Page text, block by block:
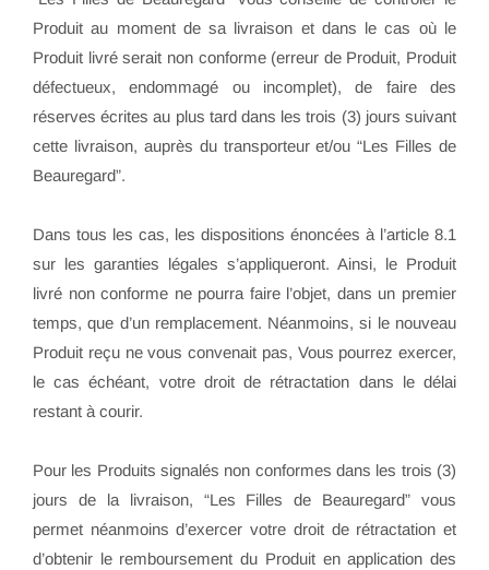
Produit au moment de sa livraison et dans le cas où le
Produit livré serait non conforme (erreur de Produit, Produit
défectueux, endommagé ou incomplet), de faire des
réserves écrites au plus tard dans les trois (3) jours suivant
cette livraison, auprès du transporteur et/ou “Les Filles de
Beauregard”.
Dans tous les cas, les dispositions énoncées à l’article 8.1
sur les garanties légales s’appliqueront. Ainsi, le Produit
livré non conforme ne pourra faire l’objet, dans un premier
temps, que d’un remplacement. Néanmoins, si le nouveau
Produit reçu ne vous convenait pas, Vous pourrez exercer,
le cas échéant, votre droit de rétractation dans le délai
restant à courir.
Pour les Produits signalés non conformes dans les trois (3)
jours de la livraison, “Les Filles de Beauregard” vous
permet néanmoins d’exercer votre droit de rétractation et
d’obtenir le remboursement du Produit en application des